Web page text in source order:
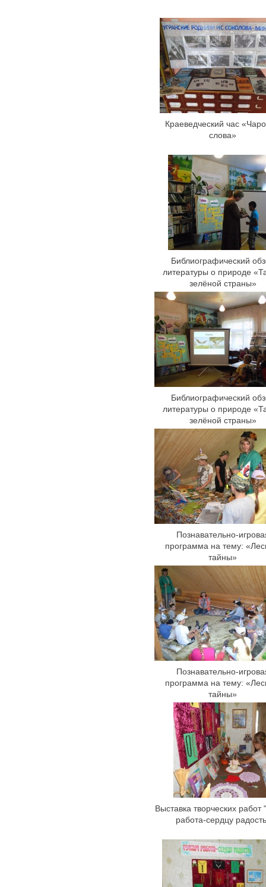
Краеведческий час
слова»
Библиографический
литературы о природе
зелёной страны»
Библиографический
литературы о природе
зелёной страны»
Познавательно-
программа на тему:
тайны»
Познавательно-
программа на тему:
тайны»
Выставка творческих работ
работа-сердцу